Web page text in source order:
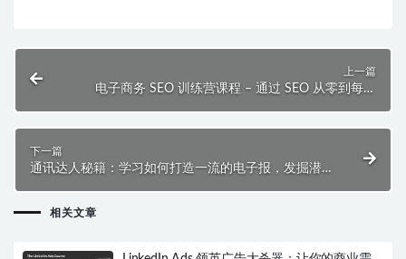
上一篇
电子商务 SEO 训练营课程 – 通过 SEO 从零到每月
下一篇
通讯达人秘籍：学习如何打造一流的电子报，发掘潜在
相关文章